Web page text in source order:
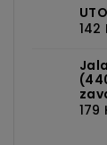
142
179